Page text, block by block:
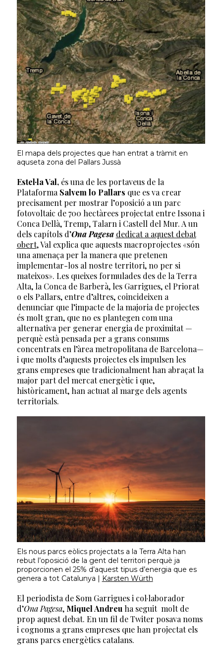
El mapa dels projectes que han entrat a tràmit en
aquseta zona del Pallars Jussà
Estel·la Val,és una de les portaveus de la
Plataforma Salvem lo Pallars que es va crear
precisament per mostrar l’oposició a un parc
fotovoltaic de 700 hectàrees projectat entre Issona i
Conca Dellà, Tremp, Talarn i Castell del Mur. A un
dels capítols d’Ona Pagesa dedicat a aquest debat
obert, Val explica que aquests macroprojectes «són
una amenaça per la manera que pretenen
implementar-los al nostre territori, no per si
mateixos». Les queixes formulades des de la Terra
Alta, la Conca de Barberà, les Garrigues, el Priorat
o els Pallars, entre d’altres, coincideixen a
denunciar que l’impacte de la majoria de projectes
és molt gran, que no es plantegen com una
alternativa per generar energia de proximitat —
perquè està pensada per a grans consums
concentrats en l’àrea metropolitana de Barcelona—
i que molts d’aquests projectes els impulsen les
grans empreses que tradicionalment han abraçat la
major part del mercat energètic i que,
històricament, han actuat al marge dels agents
territorials.
Els nous parcs eòlics projectats a la Terra Alta han
rebut l’oposició de la gent del territori perquè ja
proporcionen el 25% d’aquest tipus d’energia que es
genera a tot Catalunya |
Karsten Würth
El periodista de Som Garrigues i col·laborador
d’Ona Pagesa, Miquel Andreu ha seguit molt de
prop aquest debat. En un fil de Twiter posava noms
i cognoms a grans empreses que han projectat els
grans parcs energètics catalans.